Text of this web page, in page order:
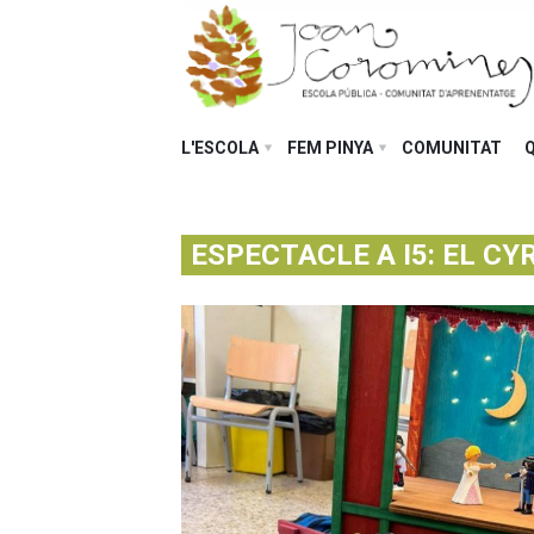
L'ESCOLA FEM PINYA COMUNITAT
ESPECTACLE A I5: EL